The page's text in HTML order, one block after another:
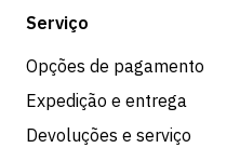
Serviço
Opções de pagamento
Expedição e entrega
Devoluções e serviço